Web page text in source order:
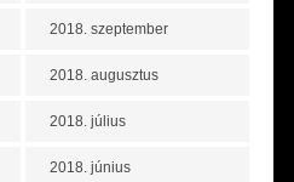
2018. szeptember
2018. augusztus
2018. július
2018. június